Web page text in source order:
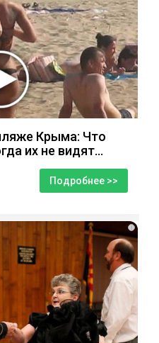
Крыма: Что
их не видят...
Подробнее >>
i